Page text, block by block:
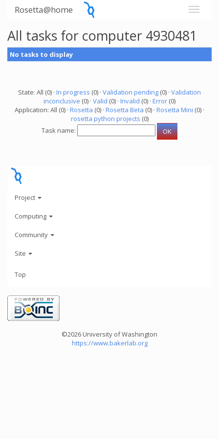
Rosetta@home
All tasks for computer 4930481
No tasks to display
State: All (0) · In progress (0) · Validation pending (0) · Validation
inconclusive (0) · Valid (0) · Invalid (0) · Error (0)
Application: All (0) · Rosetta (0) · Rosetta Beta (0) · Rosetta Mini (0) ·
rosetta python projects (0)
Task name:
Project
Computing
Community
Site
Top
©2026 University of Washington
https://www.bakerlab.org